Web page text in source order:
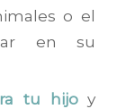
o el
en su
tu hijoy